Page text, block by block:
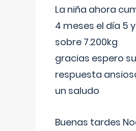
La niña ahora
4 meses el día 5
sobre 7.200kg
gracias espero su
respuesta
un saludo
Buenas tardes